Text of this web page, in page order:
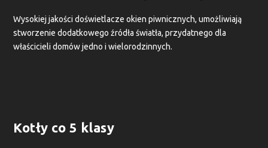
Wysokiej jakości doświetlacze okien piwnicznych, umożliwiają
stworzenie dodatkowego źródła światła, przydatnego dla
właścicieli domów jedno i wielorodzinnych.
Kotły co 5 klasy